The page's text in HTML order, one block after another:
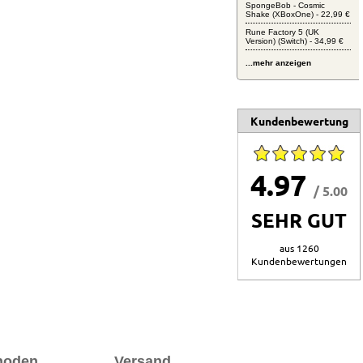
SpongeBob - Cosmic
Shake (XBoxOne) - 22,99 €
Rune Factory 5 (UK
Version) (Switch) - 34,99 €
...mehr anzeigen
Kundenbewertung
4.97 / 5.00
SEHR GUT
aus 1260
Kundenbewertungen